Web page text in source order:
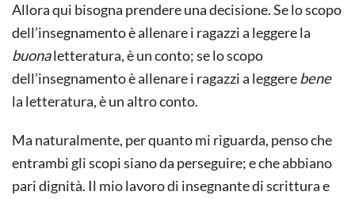
Allora qui bisogna prendere una decisione. Se lo scopo
dell’insegnamento è allenare i ragazzi a leggere la
buonaletteratura, è un conto; se lo scopo
dell’insegnamento è allenare i ragazzi a leggerebene
la letteratura, è un altro conto.
Ma naturalmente, per quanto mi riguarda, penso che
entrambi gli scopi siano da perseguire; e che abbiano
pari dignità. Il mio lavoro di insegnante di scrittura e